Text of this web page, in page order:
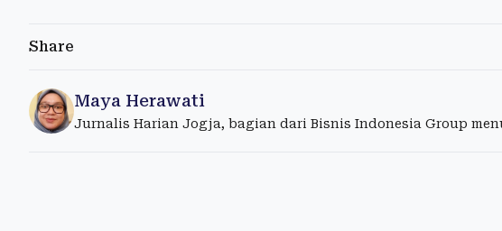
Share
Maya Herawati
Jurnalis Harian Jogja, bagian dari Bisnis Indonesia Group